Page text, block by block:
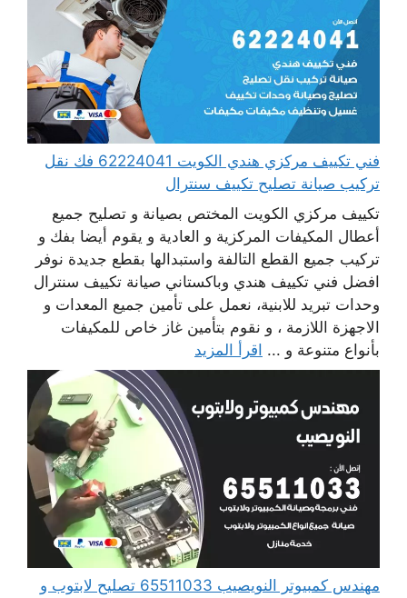
فني تكييف مركزي هندي الكويت 62224041 فك نقل
تركيب صيانة تصليح تكييف سنترال
تكييف مركزي الكويت المختص بصيانة و تصليح جميع
أعطال المكيفات المركزية و العادية و يقوم أيضا بفك و
تركيب جميع القطع التالفة واستبدالها بقطع جديدة نوفر
افضل فني تكييف هندي وباكستاني صيانة تكييف سنترال
وحدات تبريد للابنية، نعمل على تأمين جميع المعدات و
الاجهزة اللازمة ، و نقوم بتأمين غاز خاص للمكيفات
بأنواع متنوعة و ... اقرأ المزيد
مهندس كمبيوتر النويصيب 65511033 تصليح لابتوب و